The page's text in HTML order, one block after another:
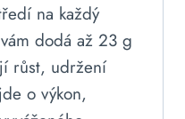
na každý
dodá až 23 g
růst, udržení
o výkon,